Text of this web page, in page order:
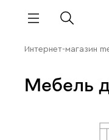
Интернет-магазин
Мебель